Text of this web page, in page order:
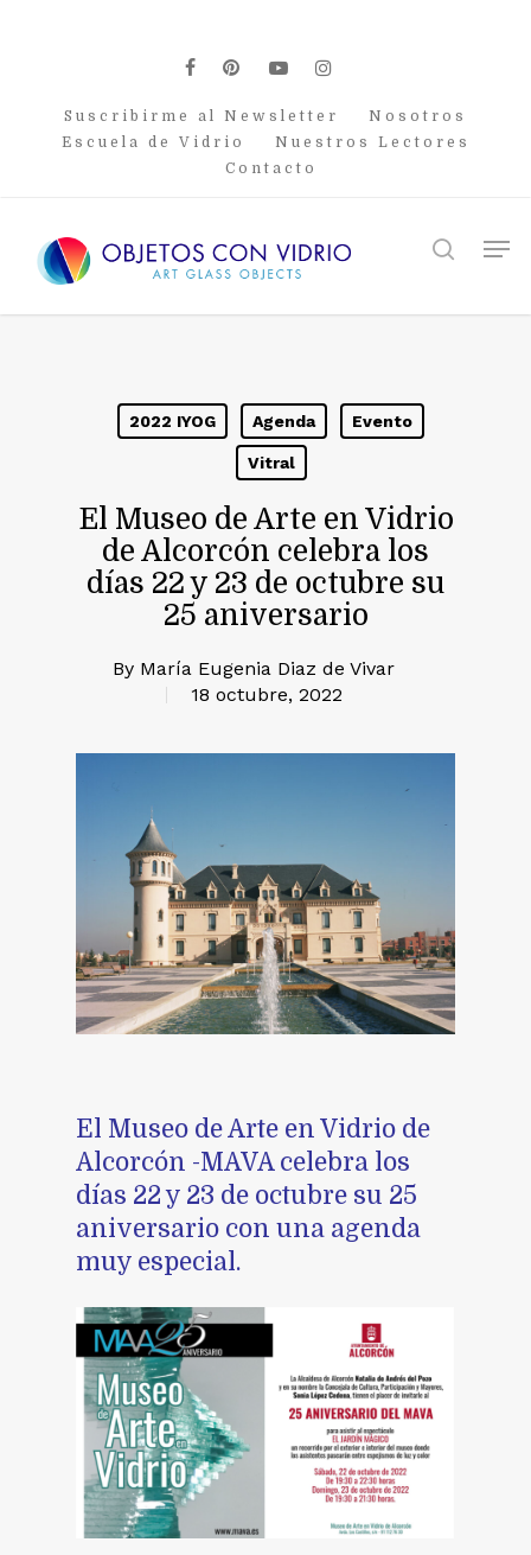
facebook
pinterest
youtubeinstagram
Suscribirme al Newsletter
Nosotros
Escuela de Vidrio
Nuestros Lectores
Contacto
search
2022 IYOG Agenda Evento
Vitral
El Museo de Arte en Vidrio
de Alcorcón celebra los
días 22 y 23 de octubre su
25 aniversario
By María Eugenia Diaz de Vivar
18 octubre, 2022
El Museo de Arte en Vidrio de
Alcorcón -MAVA celebra los
días 22 y 23 de octubre su 25
aniversario con una agenda
muy especial.